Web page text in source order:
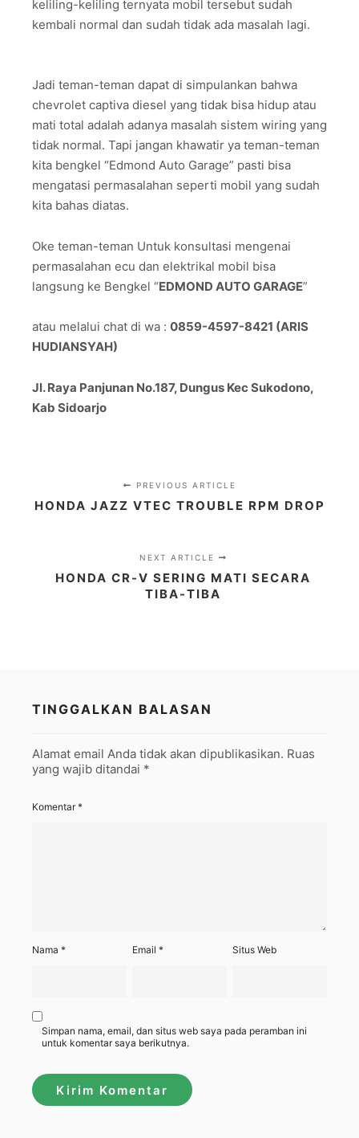
keliling-keliling ternyata mobil tersebut sudah
kembali normal dan sudah tidak ada masalah lagi.
Jadi teman-teman dapat di simpulankan bahwa
chevrolet captiva diesel yang tidak bisa hidup atau
mati total adalah adanya masalah sistem wiring yang
tidak normal. Tapi jangan khawatir ya teman-teman
kita bengkel “Edmond Auto Garage” pasti bisa
mengatasi permasalahan seperti mobil yang sudah
kita bahas diatas.
Oke teman-teman Untuk konsultasi mengenai
permasalahan ecu dan elektrikal mobil bisa
langsung ke Bengkel “EDMOND AUTO GARAGE”
atau melalui chat di wa : 0859-4597-8421 (ARIS
HUDIANSYAH)
Jl. Raya Panjunan No.187, Dungus Kec Sukodono,
Kab Sidoarjo
PREVIOUS ARTICLE
HONDA JAZZ VTEC TROUBLE RPM DROP
NEXT ARTICLE
HONDA CR-V SERING MATI SECARA
TIBA-TIBA
TINGGALKAN BALASAN
Alamat email Anda tidak akan dipublikasikan. Ruas
yang wajib ditandai *
Komentar*
Nama * Email* Situs Web
Simpan nama, email, dan situs web saya pada peramban ini
untuk komentar saya berikutnya.